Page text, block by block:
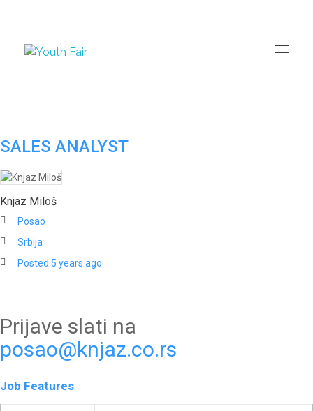
SALES ANALYST
Knjaz Miloš
Posao
Srbija
Posted 5 years ago
Prijave slati na
posao@knjaz.co.rs
Job Features